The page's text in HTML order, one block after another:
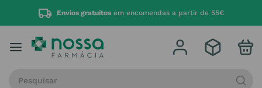
Envios gratuitos em encomendas a partir de 55€